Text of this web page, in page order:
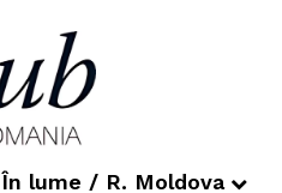
În lume / R. Moldova